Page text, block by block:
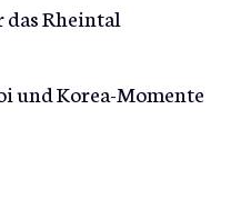
Rheintal
und Korea-Momente